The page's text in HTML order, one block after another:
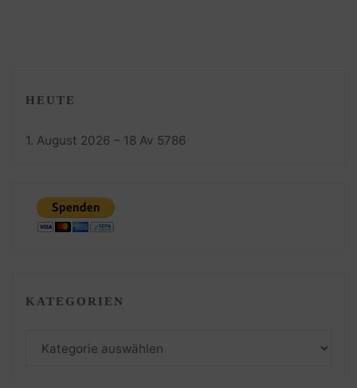
HEUTE
1. August 2026 – 18 Av 5786
KATEGORIEN